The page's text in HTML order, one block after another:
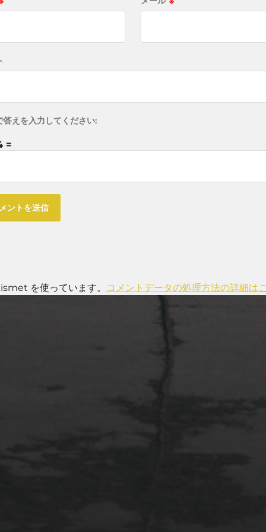
答えを入力してください:
=
を使っています。 コメントデータの処理方法の詳細は